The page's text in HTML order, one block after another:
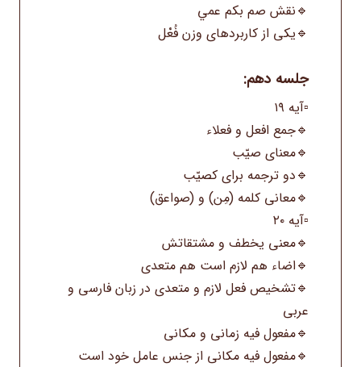
🔹نقش صم بکم عمي
🔹یکی از کاربردهای وزن فُعْل
جلسه دهم:
▫️آیه ۱۹
🔹جمع افعل و فعلاء
🔹معنای صیّب
🔹دو ترجمه برای کصیّب
🔹معانی کلمه (مِن) و (صواعق)
▫️آیه ۲۰
🔹معنی یخطف و مشتقاتش
🔹اضاء هم لازم است هم متعدی
🔹تشخیص فعل لازم و متعدی در زبان فارسی و
عربی
🔹مفعول فیه زمانی و مکانی
🔹مفعول فیه مکانی از جنس عامل خود است